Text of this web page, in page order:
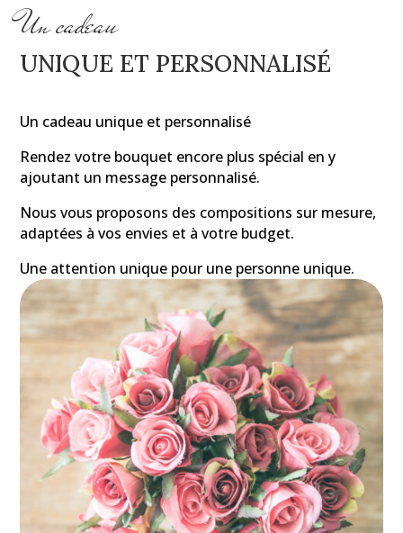
Un cadeau
UNIQUE ET PERSONNALISÉ
Un cadeau unique et personnalisé
Rendez votre bouquet encore plus spécial en y
ajoutant un message personnalisé.
Nous vous proposons des compositions sur mesure,
adaptées à vos envies et à votre budget.
Une attention unique pour une personne unique.